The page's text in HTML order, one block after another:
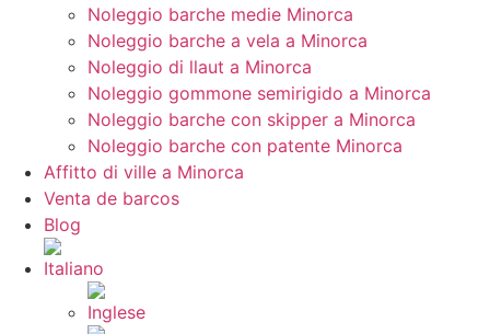
Noleggio barche medie Minorca
Noleggio barche a vela a Minorca
Noleggio di llaut a Minorca
Noleggio gommone semirigido a Minorca
Noleggio barche con skipper a Minorca
Noleggio barche con patente Minorca
Affitto di ville a Minorca
Venta de barcos
Blog